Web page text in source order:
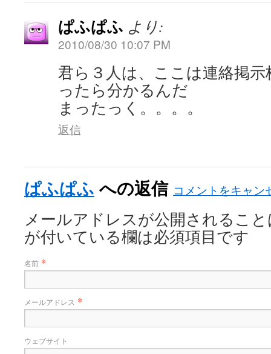
ぱふぱふ より:
2010/08/30 10:07 PM
君ら３人は、ここは連絡掲
ったら分かるんだ
まったっく。。。。
返信
ぱふぱふ への返信 コメントをキャン
メールアドレスが公開されるこ
が付いている欄は必須項目です
名前 *
メールアドレス *
ウェブサイト